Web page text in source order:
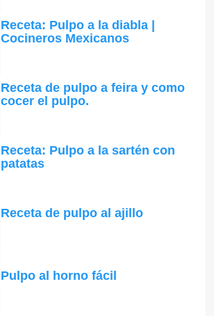
Receta: Pulpo a la diabla |
Cocineros Mexicanos
Receta de pulpo a feira y como
cocer el pulpo.
Receta: Pulpo a la sartén con
patatas
Receta de pulpo al ajillo
Pulpo al horno fácil